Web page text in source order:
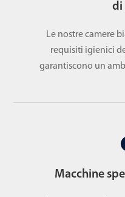
di
Le nostre camere
requisiti igienici
garantiscono un
Macchine